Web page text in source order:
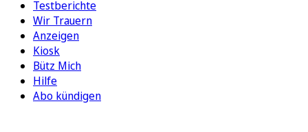
Testberichte
Wir Trauern
Anzeigen
Kiosk
Bütz Mich
Hilfe
Abo kündigen